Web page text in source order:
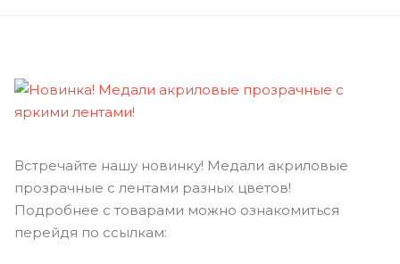
Встречайте нашу новинку! Медали акриловые
прозрачные с лентами разных цветов!
Подробнее с товарами можно ознакомиться
перейдя по ссылкам: